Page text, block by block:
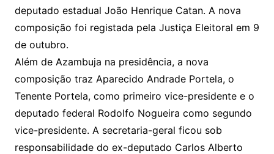
deputado estadual João Henrique Catan. A nova
composição foi registada pela Justiça Eleitoral em 9
de outubro.
Além de Azambuja na presidência, a nova
composição traz Aparecido Andrade Portela, o
Tenente Portela, como primeiro vice-presidente e o
deputado federal Rodolfo Nogueira como segundo
vice-presidente. A secretaria-geral ficou sob
responsabilidade do ex-deputado Carlos Alberto